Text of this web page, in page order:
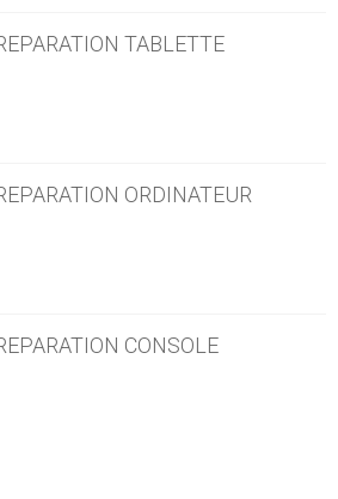
TABLETTE
ORDINATEUR
CONSOLE